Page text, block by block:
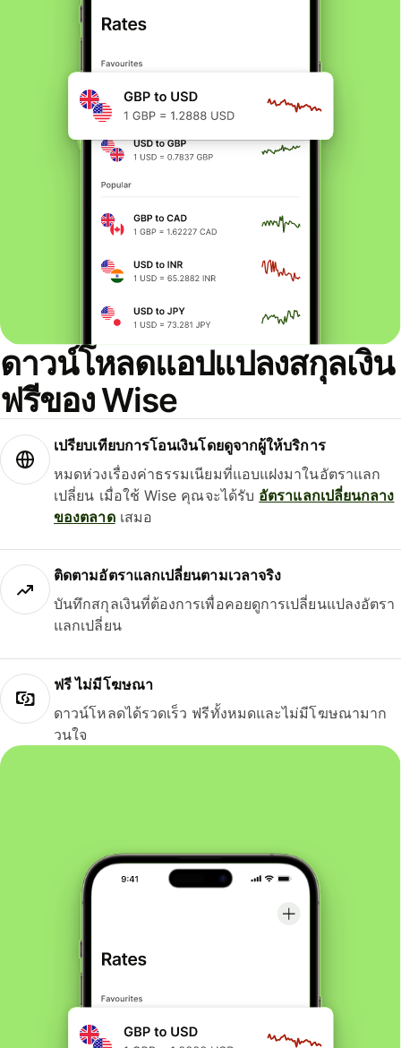
ดาวน์โหลดแอปแปลงสกุลเงิน
ฟรีของ Wise
เปรียบเทียบการโอนเงินโดยดูจากผู้ให้บริการ
หมดห่วงเรื่องค่าธรรมเนียมที่แอบแฝงมาในอัตราแลก
เปลี่ยน เมื่อใช้ Wise คุณจะได้รับ อัตราแลกเปลี่ยนกลาง
ของตลาดเสมอ
ติดตามอัตราแลกเปลี่ยนตามเวลาจริง
บันทึกสกุลเงินที่ต้องการเพื่อคอยดูการเปลี่ยนแปลงอัตรา
แลกเปลี่ยน
ฟรี ไม่มีโฆษณา
ดาวน์โหลดได้รวดเร็ว ฟรีทั้งหมดและไม่มีโฆษณามาก
วนใจ